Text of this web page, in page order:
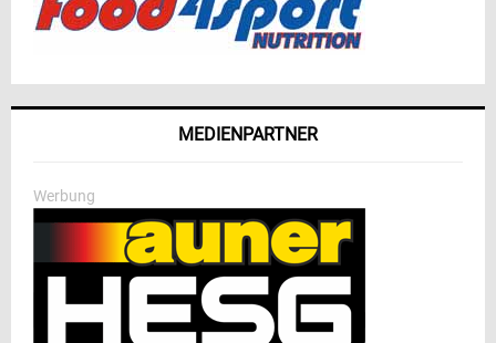
MEDIENPARTNER
Werbung